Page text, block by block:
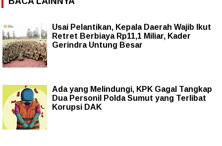
Usai Pelantikan, Kepala Daerah Wajib Ikut
Retret Berbiaya Rp11,1 Miliar, Kader
Gerindra Untung Besar
Ada yang Melindungi, KPK Gagal Tangkap
Dua Personil Polda Sumut yang Terlibat
Korupsi DAK